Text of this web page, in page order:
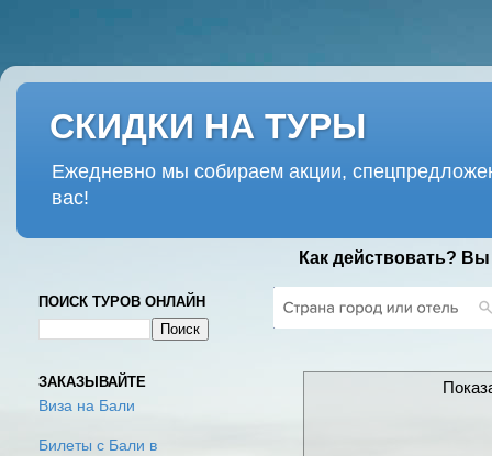
СКИДКИ НА ТУРЫ
Ежедневно мы собираем акции,
вас!
Как действовать?
ПОИСК ТУРОВ ОНЛАЙН
ЗАКАЗЫВАЙТЕ
Виза на Бали
Билеты с Бали в